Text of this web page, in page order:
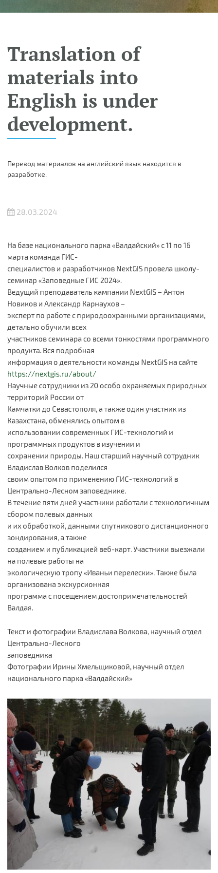
Translation of
materials into
English is under
development.
Перевод материалов на английский язык находится в
разработке.
28.03.2024
На базе национального парка «Валдайский» с 11 по 16
марта команда ГИС-
специалистов и разработчиков NextGIS провела школу-
семинар «Заповедные ГИС 2024».
Ведущий преподаватель кампании NextGIS – Антон
Новиков и Александр Карнаухов –
эксперт по работе с природоохранными организациями,
детально обучили всех
участников семинара со всеми тонкостями программного
продукта. Вся подробная
информация о деятельности команды NextGIS на сайте
https://nextgis.ru/about/
Научные сотрудники из 20 особо охраняемых природных
территорий России от
Камчатки до Севастополя, а также один участник из
Казахстана, обменялись опытом в
использовании современных ГИС-технологий и
программных продуктов в изучении и
сохранении природы. Наш старший научный сотрудник
Владислав Волков поделился
своим опытом по применению ГИС-технологий в
Центрально-Лесном заповеднике.
В течение пяти дней участники работали с технологичным
сбором полевых данных
и их обработкой, данными спутникового дистанционного
зондирования, а также
созданием и публикацией веб-карт. Участники выезжали
на полевые работы на
экологическую тропу «Иваньи перелески». Также была
организована экскурсионная
программа с посещением достопримечательностей
Валдая.
Текст и фотографии Владислава Волкова, научный отдел
Центрально-Лесного
заповедника
Фотографии Ирины Хмельщиковой, научный отдел
национального парка «Валдайский»